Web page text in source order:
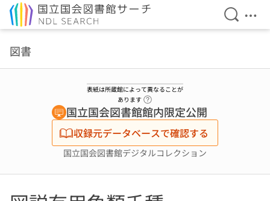
検索を
メ
図書
表紙は所蔵館によって異なることが
あります
国立国会図書館館内限定公開
収録元データベースで確認する
国立国会図書館デジタルコレクション